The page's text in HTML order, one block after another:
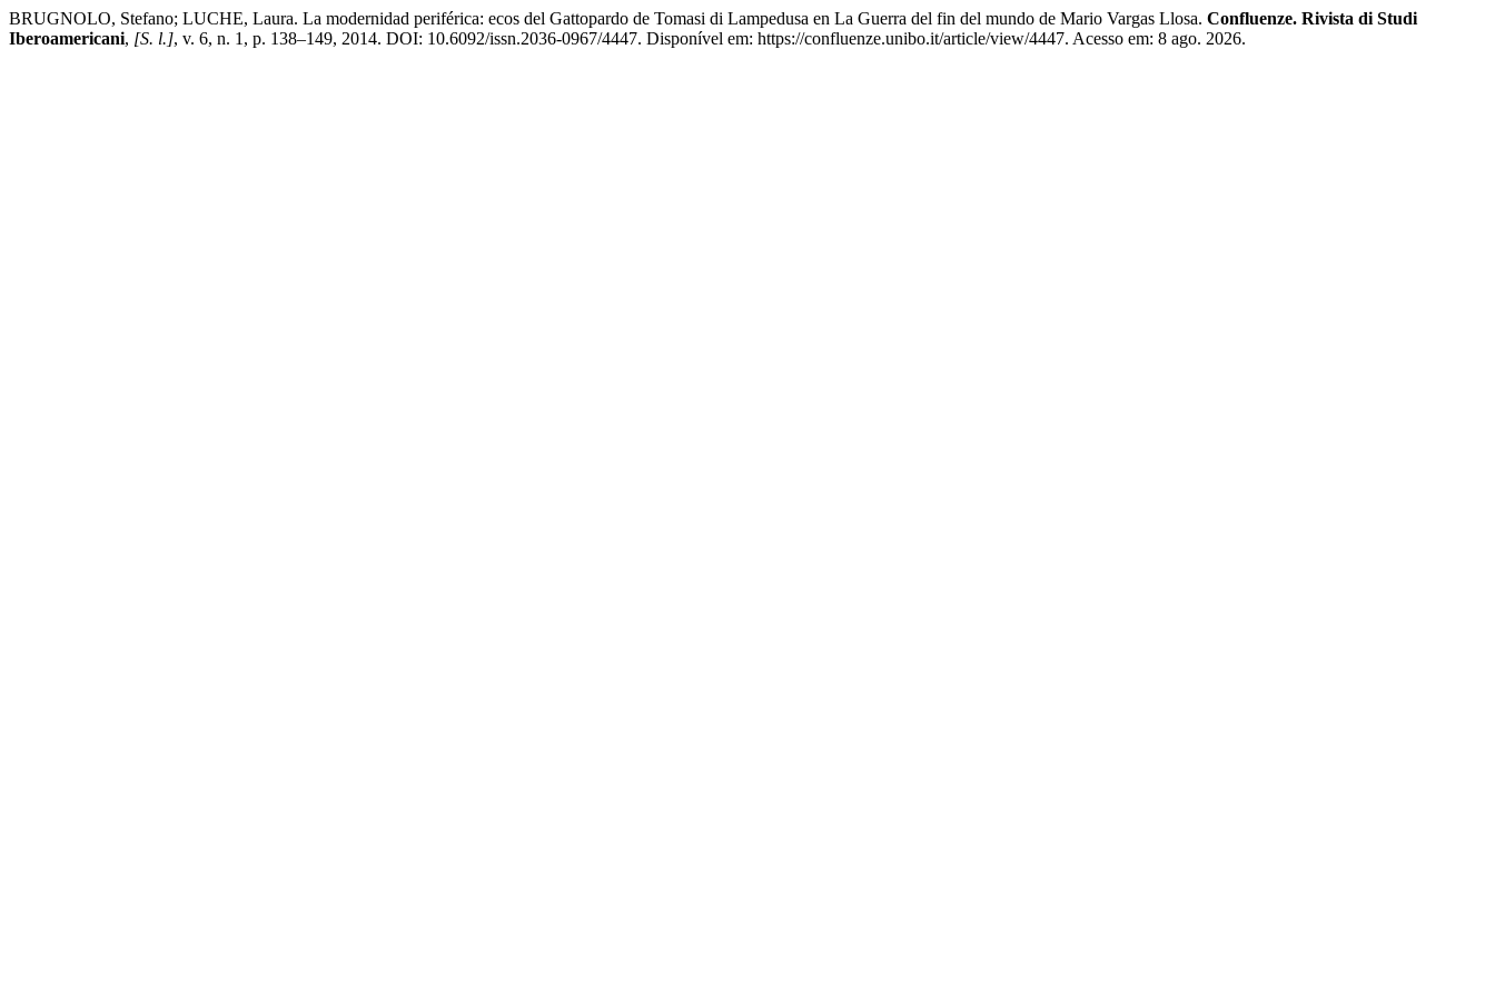
BRUGNOLO, Stefano; LUCHE, Laura. La modernidad periférica: ecos del Gattopardo de Tomasi di Lampedusa en La Guerra del fin del mundo de Mario Vargas Llosa. Confluenze. Rivista di Studi
Iberoamericani, [S. l.], v. 6, n. 1, p. 138–149, 2014. DOI: 10.6092/issn.2036-0967/4447. Disponível em: https://confluenze.unibo.it/article/view/4447. Acesso em: 8 ago. 2026.